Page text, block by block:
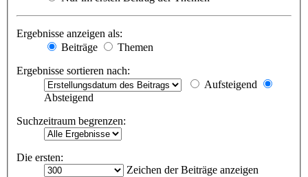
Ergebnisse anzeigen als:
Beiträge
Themen
Ergebnisse sortieren nach:
Aufsteigend
Absteigend
Suchzeitraum begrenzen:
Die ersten:
Zeichen der Beiträge anzeigen